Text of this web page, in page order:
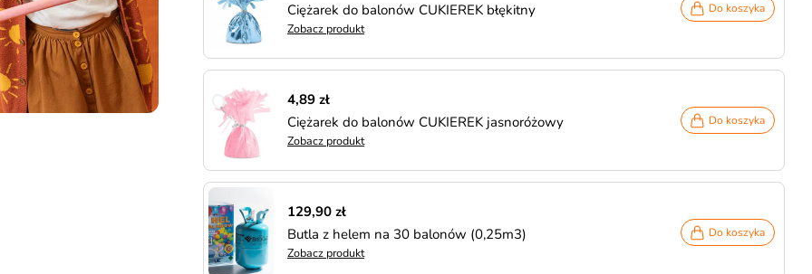
Ciężarek do balonów CUKIEREK błękitny
Zobacz produkt
Do koszyka
4,89 zł
Ciężarek do balonów CUKIEREK jasnoróżowy
Zobacz produkt
Do koszyka
129,90 zł
Butla z helem na 30 balonów (0,25m3)
Zobacz produkt
Do koszyka